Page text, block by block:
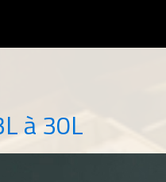
à 30L